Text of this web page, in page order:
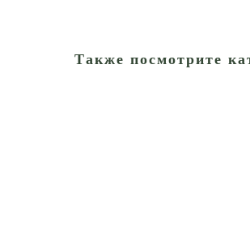
Также посмотрите